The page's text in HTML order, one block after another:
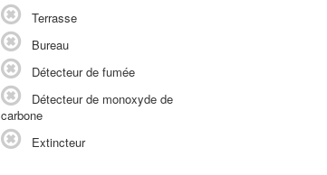
Terrasse
Bureau
Détecteur de fumée
Détecteur de monoxyde de
carbone
Extincteur